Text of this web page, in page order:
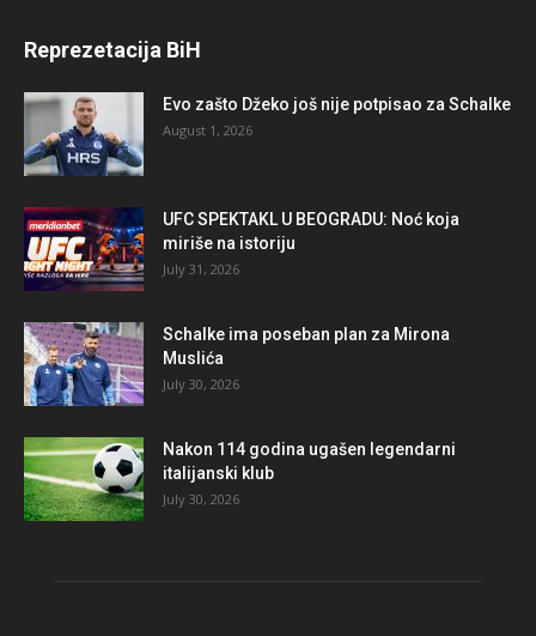
Reprezetacija BiH
Evo zašto Džeko još nije potpisao za Schalke
August 1, 2026
UFC SPEKTAKL U BEOGRADU: Noć koja
miriše na istoriju
July 31, 2026
Schalke ima poseban plan za Mirona
Muslića
July 30, 2026
Nakon 114 godina ugašen legendarni
italijanski klub
July 30, 2026